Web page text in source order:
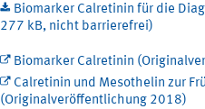
Biomarker Calretinin für die
277 kB, nicht barrierefrei)
Biomarker Calretinin
Calretinin und Mesothelin zur
(Originalveröffentlichung 2018)